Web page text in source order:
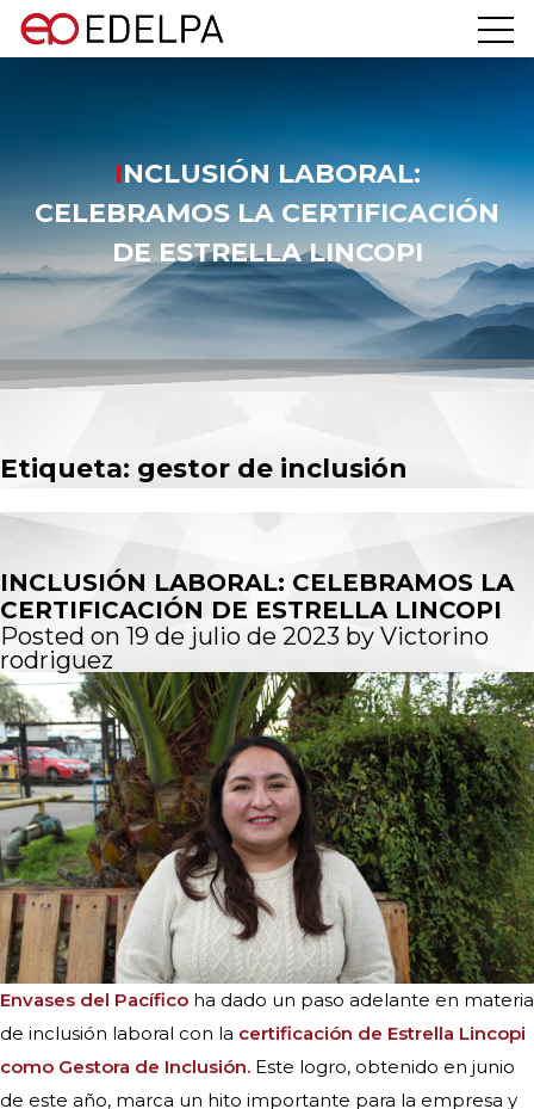
INCLUSIÓN LABORAL:
CELEBRAMOS LA CERTIFICACIÓN
DE ESTRELLA LINCOPI
Etiqueta: gestor de inclusión
INCLUSIÓN LABORAL: CELEBRAMOS LA
CERTIFICACIÓN DE ESTRELLA LINCOPI
Posted on 19 de julio de 2023 by Victorino
rodriguez
Envases del Pacífico ha dado un paso adelante en materia
de inclusión laboral con la certificación de Estrella Lincopi
como Gestora de Inclusión. Este logro, obtenido en junio
de este año, marca un hito importante para la empresa y